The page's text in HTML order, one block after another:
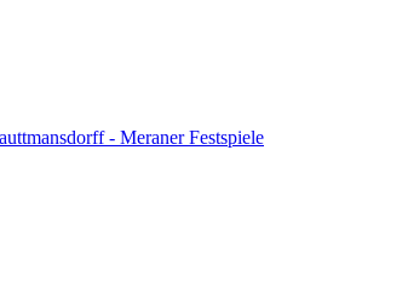
- Meraner Festspiele